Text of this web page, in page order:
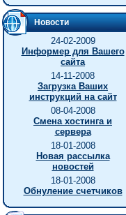
Новости
24-02-2009
Информер для Вашего
сайта
14-11-2008
Загрузка Ваших
инструкций на сайт
08-04-2008
Смена хостинга и
сервера
18-01-2008
Новая рассылка
новостей
18-01-2008
Обнуление счетчиков